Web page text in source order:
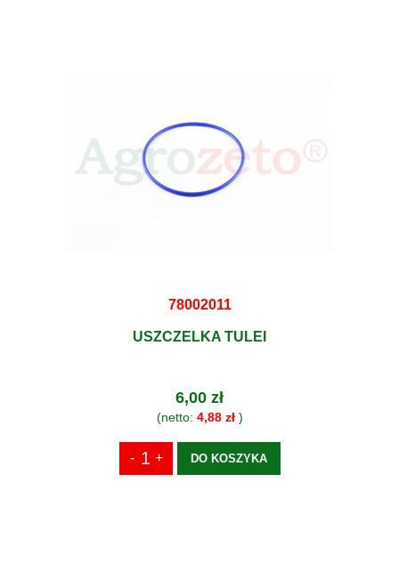
78002011
USZCZELKA TULEI
6,00 zł
(netto: 4,88 zł)
DO KOSZYKA